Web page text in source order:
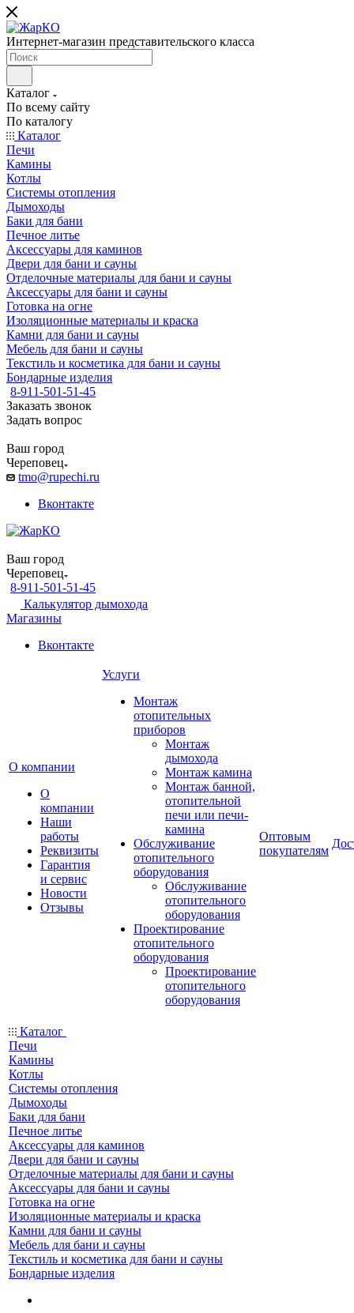
Интернет-магазин представительского класса
Каталог
По всему сайту
По каталогу
Каталог
Печи
Камины
Котлы
Системы отопления
Дымоходы
Баки для бани
Печное литье
Аксессуары для каминов
Двери для бани и сауны
Отделочные материалы для бани и сауны
Аксессуары для бани и сауны
Готовка на огне
Изоляционные материалы и краска
Камни для бани и сауны
Мебель для бани и сауны
Текстиль и косметика для бани и сауны
Бондарные изделия
8-911-501-51-45
Заказать звонок
Задать вопрос
Ваш город
Череповец
tmo@rupechi.ru
Вконтакте
Ваш город
Череповец
8-911-501-51-45
Калькулятор дымохода
Магазины
Вконтакте
О компании
О
компании
Наши
работы
Реквизиты
Гарантия
и сервис
Новости
Отзывы
Услуги
Монтаж
отопительных
приборов
Монтаж
дымохода
Монтаж камина
Монтаж банной,
отопительной
печи или печи-
камина
Обслуживание
отопительного
оборудования
Обслуживание
отопительного
оборудования
Проектирование
отопительного
оборудования
Проектирование
отопительного
оборудования
Оптовым
покупателям
Каталог
Печи
Камины
Котлы
Системы отопления
Дымоходы
Баки для бани
Печное литье
Аксессуары для каминов
Двери для бани и сауны
Отделочные материалы для бани и сауны
Аксессуары для бани и сауны
Готовка на огне
Изоляционные материалы и краска
Камни для бани и сауны
Мебель для бани и сауны
Текстиль и косметика для бани и сауны
Бондарные изделия